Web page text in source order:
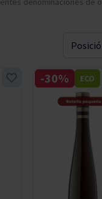
Vega Sicilia
-30% ECO